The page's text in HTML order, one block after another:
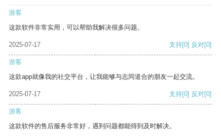
游客
这款软件非常实用，可以帮助我解决很多问题。
2025-07-17 支持[0] 反对[0]
游客
这款app就像我的社交平台，让我能够与志同道合的朋友一起交流。
2025-07-17 支持[0] 反对[0]
游客
这款软件的售后服务非常好，遇到问题都能得到及时解决。